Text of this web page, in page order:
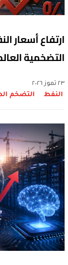
ارتفاع أسعار
التضخمية
٢٣ تموز ٢٠٢٦
النفط التضخم